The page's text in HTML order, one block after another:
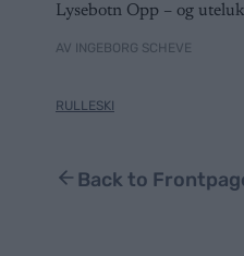
Lysebotn Opp – og
AV INGEBORG SCHEVE
RULLESKI
Back to